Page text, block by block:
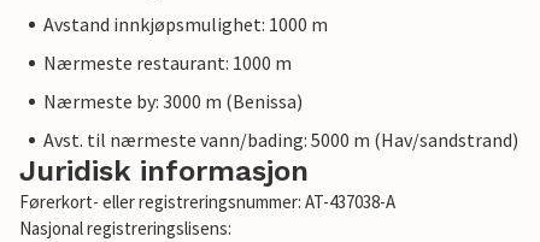
Avstand innkjøpsmulighet: 1000 m
Nærmeste restaurant: 1000 m
Nærmeste by: 3000 m (Benissa)
Avst. til nærmeste vann/bading: 5000 m (Hav/sandstrand)
Juridisk informasjon
Førerkort- eller registreringsnummer: AT-437038-A
Nasjonal registreringslisens: